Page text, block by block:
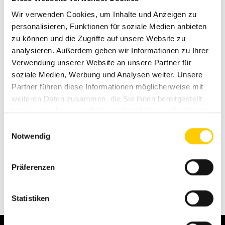
Wir verwenden Cookies, um Inhalte und Anzeigen zu
personalisieren, Funktionen für soziale Medien anbieten
zu können und die Zugriffe auf unsere Website zu
analysieren. Außerdem geben wir Informationen zu Ihrer
Verwendung unserer Website an unsere Partner für
soziale Medien, Werbung und Analysen weiter. Unsere
Partner führen diese Informationen möglicherweise mit
weiteren Daten zusammen, die Sie ihnen bereitgestellt
haben oder die sie im Rahmen Ihrer Nutzung der Dienste
Notwendig
Präferenzen
Statistiken
ražošanu, zemas ekspluatācijas izmaksas un vieglu
apkopi.
Mobilās Drupinātāja
Mobilās Sijāšanas